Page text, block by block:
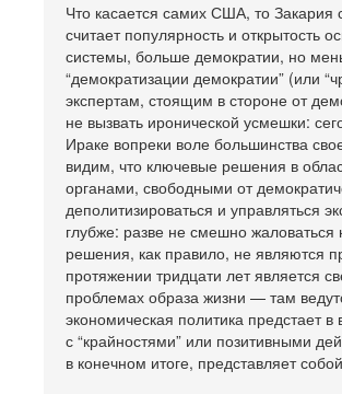
Что касается самих США, то Закария
считает популярность и открытость
системы, больше демократии, но
“демократизации демократии” (или
экспертам, стоящим в стороне от
не вызвать иронической усмешки:
Ираке вопреки воле большинства
видим, что ключевые решения в
органами, свободными от
деполитизироваться и
глубже: разве не смешно жаловаться
решения, как правило, не являются
протяжении тридцати лет является
проблемах образа жизни — там
экономическая политика предстает
с “крайностями” или позитивными
в конечном итоге, представляет